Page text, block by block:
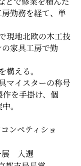
勤務を経て、単
現地北欧の木工技
家具工房で勤
える。
マイスターの称号
を手掛け、個
。
ンペティショ
展 入選